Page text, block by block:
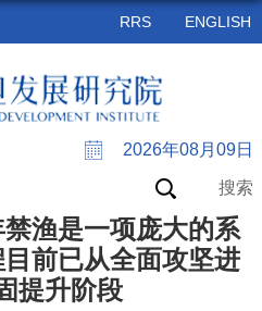
RRS ENGLISH
2026年08月09日
搜索
渔是一项庞大的系
前已从全面攻坚进
提升阶段